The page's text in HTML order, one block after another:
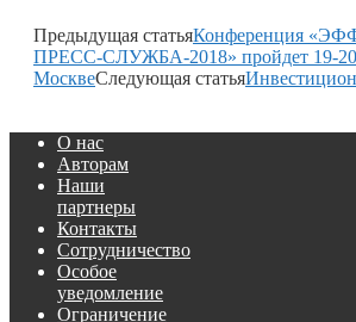
Предыдущая статьяКонференция
ПРЕСС-СЛУЖБА-2018» пройдет 19-20
МосквеСледующая статья
О нас
Авторам
Наши
партнеры
Контакты
Сотрудничество
Особое
уведомление
Ограничение